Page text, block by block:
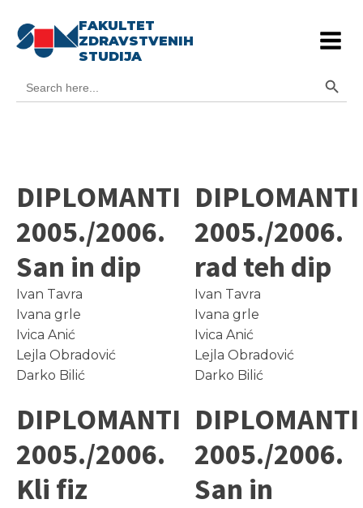
FAKULTET
ZDRAVSTVENIH
STUDIJA
for:
DIPLOMANTI
2005./2006.
San in dip
Ivan Tavra
Ivana grle
Ivica Anić
Lejla Obradović
Darko Bilić
DIPLOMANTI
2005./2006.
rad teh dip
Ivan Tavra
Ivana grle
Ivica Anić
Lejla Obradović
Darko Bilić
DIPLOMANTI
2005./2006.
Kli fiz
DIPLOMANTI
2005./2006.
San in